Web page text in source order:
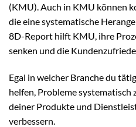
(KMU). Auch in KMU können
die eine systematische
8D-Report hilft KMU, ihre
senken und die
Egal in welcher Branche du
helfen, Probleme
deiner Produkte und
verbessern.